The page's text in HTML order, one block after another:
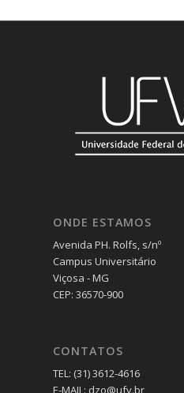
ONDE ESTAMOS
Avenida PH. Rolfs, s/nº
Campus Universitário
Viçosa - MG
CEP: 36570-900
CONTATOS
TEL: (31) 3612-4616
E-MAIL: dzo@ufv.br